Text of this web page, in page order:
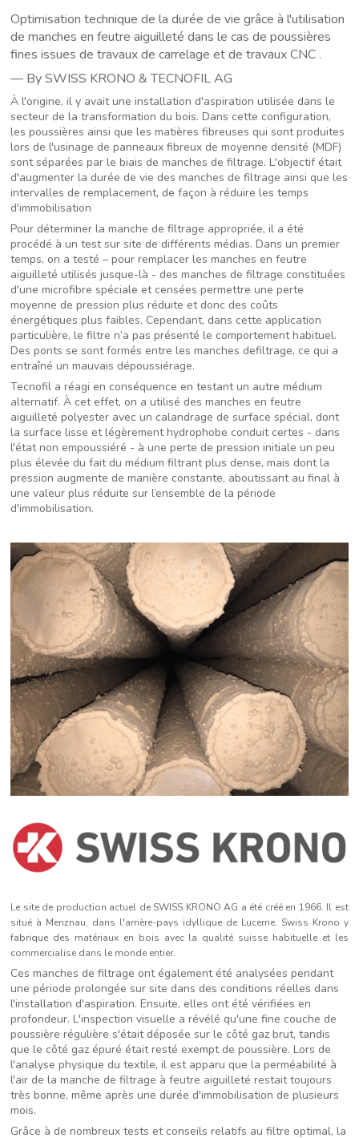
Optimisation technique de la durée de vie grâce à l'utilisation
de manches en feutre aiguilleté dans le cas de poussières
fines issues de travaux de carrelage et de travaux CNC .
— By SWISS KRONO & TECNOFIL AG
À l'origine, il y avait une installation d'aspiration utilisée dans le
secteur de la transformation du bois. Dans cette configuration,
les poussières ainsi que les matières fibreuses qui sont produites
lors de l'usinage de panneaux fibreux de moyenne densité (MDF)
sont séparées par le biais de manches de filtrage. L'objectif était
d'augmenter la durée de vie des manches de filtrage ainsi que les
intervalles de remplacement, de façon à réduire les temps
d'immobilisation
Pour déterminer la manche de filtrage appropriée, il a été
procédé à un test sur site de différents médias. Dans un premier
temps, on a testé – pour remplacer les manches en feutre
aiguilleté utilisés jusque-là - des manches de filtrage constituées
d'une microfibre spéciale et censées permettre une perte
moyenne de pression plus réduite et donc des coûts
énergétiques plus faibles. Cependant, dans cette application
particulière, le filtre n’a pas présenté le comportement habituel.
Des ponts se sont formés entre les manches defiltrage, ce qui a
entraîné un mauvais dépoussiérage.
Tecnofil a réagi en conséquence en testant un autre médium
alternatif. À cet effet, on a utilisé des manches en feutre
aiguilleté polyester avec un calandrage de surface spécial, dont
la surface lisse et légèrement hydrophobe conduit certes - dans
l'état non empoussiéré - à une perte de pression initiale un peu
plus élevée du fait du médium filtrant plus dense, mais dont la
pression augmente de manière constante, aboutissant au final à
une valeur plus réduite sur l’ensemble de la période
d'immobilisation.
Le site de production actuel de SWISS KRONO AG a été créé en 1966. Il est
situé à Menznau, dans l'arrière-pays idyllique de Lucerne. Swiss Krono y
fabrique des matériaux en bois avec la qualité suisse habituelle et les
commercialise dans le monde entier.
Ces manches de filtrage ont également été analysées pendant
une période prolongée sur site dans des conditions réelles dans
l'installation d'aspiration. Ensuite, elles ont été vérifiées en
profondeur. L'inspection visuelle a révélé qu'une fine couche de
poussière régulière s'était déposée sur le côté gaz brut, tandis
que le côté gaz épuré était resté exempt de poussière. Lors de
l'analyse physique du textile, il est apparu que la perméabilité à
l'air de la manche de filtrage à feutre aiguilleté restait toujours
très bonne, même après une durée d'immobilisation de plusieurs
mois.
Grâce à de nombreux tests et conseils relatifs au filtre optimal, la